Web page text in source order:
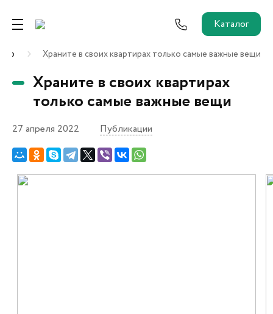
Каталог
Собственникам и новоселам
Агентам
Ремонт от застройщика
Трейд-Ин
Храните в своих квартирах только самые важные вещи
Храните в своих квартирах
только самые важные вещи
27 апреля 2022 Публикации